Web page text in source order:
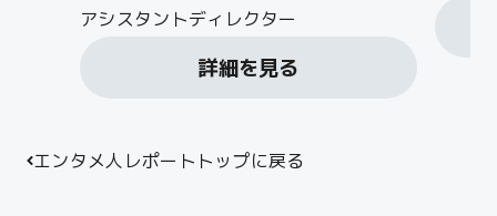
アシスタントディレクター
詳細を見る
エンタメ人レポートトップに戻る